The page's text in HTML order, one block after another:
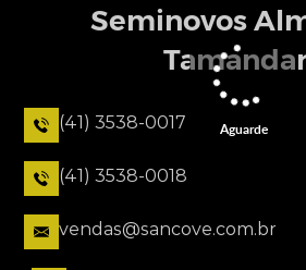
Seminovos
(41) 3538-0017
(41) 3538-0018
vendas@sancove.com.br
Aguarde